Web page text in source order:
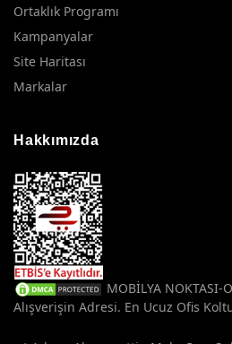
Ortaklık Programı
Kampanyalar
Site Haritası
Markalar
Hakkımızda
MOBİLYA
Alışverişin Adresi. En Ucuz Ofis